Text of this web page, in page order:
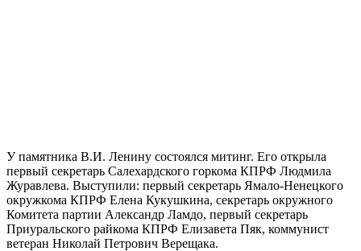
У памятника В.И. Ленину состоялся митинг. Его открыла
первый секретарь Салехардского горкома КПРФ Людмила
Журавлева. Выступили: первый секретарь Ямало-Ненецкого
окружкома КПРФ Елена Кукушкина, секретарь окружного
Комитета партии Александр Ламдо, первый секретарь
Приуральского райкома КПРФ Елизавета Пяк, коммунист
ветеран Николай Петрович Верещака.